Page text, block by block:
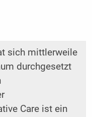
sich mittlerweile
durchgesetzt
Care ist ein